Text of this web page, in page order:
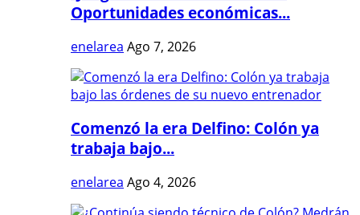
Oportunidades económicas...
enelarea Ago 7, 2026
Comenzó la era Delfino: Colón ya
trabaja bajo...
enelarea Ago 4, 2026